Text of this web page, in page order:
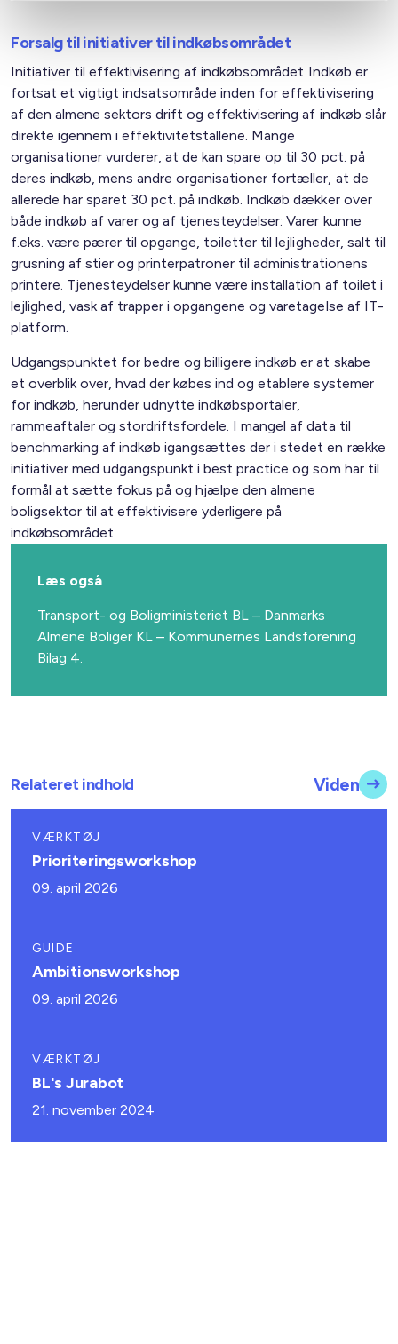
Læs også
Transport- og Boligministeriet BL – Danmarks
Almene Boliger KL – Kommunernes Landsforening
Bilag 4.
Forsalg til initiativer til indkøbsområdet
Initiativer til effektivisering af indkøbsområdet Indkøb er
fortsat et vigtigt indsatsområde inden for effektivisering
af den almene sektors drift og effektivisering af indkøb slår
direkte igennem i effektivitetstallene. Mange
organisationer vurderer, at de kan spare op til 30 pct. på
deres indkøb, mens andre organisationer fortæller, at de
allerede har sparet 30 pct. på indkøb. Indkøb dækker over
både indkøb af varer og af tjenesteydelser: Varer kunne
f.eks. være pærer til opgange, toiletter til lejligheder, salt til
grusning af stier og printerpatroner til administrationens
printere. Tjenesteydelser kunne være installation af toilet i
lejlighed, vask af trapper i opgangene og varetagelse af IT-
platform.
Udgangspunktet for bedre og billigere indkøb er at skabe
et overblik over, hvad der købes ind og etablere systemer
for indkøb, herunder udnytte indkøbsportaler,
rammeaftaler og stordriftsfordele. I mangel af data til
benchmarking af indkøb igangsættes der i stedet en række
initiativer med udgangspunkt i best practice og som har til
formål at sætte fokus på og hjælpe den almene
boligsektor til at effektivisere yderligere på
indkøbsområdet.
Relateret indhold Viden
VÆRKTØJ
Prioriteringsworkshop
09. april 2026
GUIDE
Ambitionsworkshop
09. april 2026
VÆRKTØJ
BL's Jurabot
21. november 2024